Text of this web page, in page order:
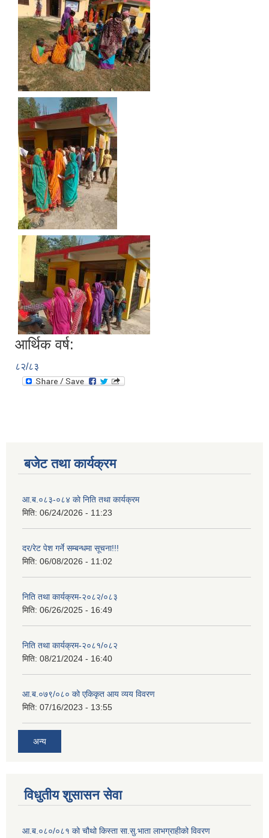
आर्थिक वर्ष:
८२/८३
बजेट तथा कार्यक्रम
आ.ब.०८३-०८४ काे निति तथा कार्यक्रम
मिति: 06/24/2026 - 11:23
दर/रेट पेश गर्ने सम्बन्धमा सूचना!!!
मिति: 06/08/2026 - 11:02
निति तथा कार्यक्रम-२०८२/०८३
मिति: 06/26/2025 - 16:49
निति तथा कार्यक्रम-२०८१/०८२
मिति: 08/21/2024 - 16:40
आ.ब.०७९/०८० को एकिकृत आय व्यय विवरण
मिति: 07/16/2023 - 13:55
अन्य
विधुतीय शुसासन सेवा
आ.ब.०८०/०८१ को चौथो किस्ता सा.सु.भाता लाभग्राहीको विवरण